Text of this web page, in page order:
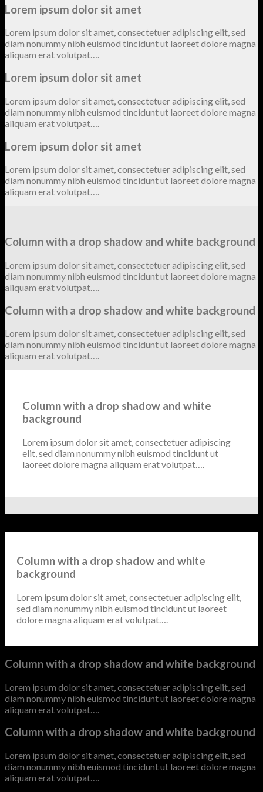
Lorem ipsum dolor sit amet
Lorem ipsum dolor sit amet, consectetuer adipiscing elit, sed
diam nonummy nibh euismod tincidunt ut laoreet dolore magna
aliquam erat volutpat….
Lorem ipsum dolor sit amet
Lorem ipsum dolor sit amet, consectetuer adipiscing elit, sed
diam nonummy nibh euismod tincidunt ut laoreet dolore magna
aliquam erat volutpat….
Lorem ipsum dolor sit amet
Lorem ipsum dolor sit amet, consectetuer adipiscing elit, sed
diam nonummy nibh euismod tincidunt ut laoreet dolore magna
aliquam erat volutpat….
Column with a drop shadow and white background
Lorem ipsum dolor sit amet, consectetuer adipiscing elit, sed
diam nonummy nibh euismod tincidunt ut laoreet dolore magna
aliquam erat volutpat….
Column with a drop shadow and white background
Lorem ipsum dolor sit amet, consectetuer adipiscing elit, sed
diam nonummy nibh euismod tincidunt ut laoreet dolore magna
aliquam erat volutpat….
Column with a drop shadow and white
background
Lorem ipsum dolor sit amet, consectetuer adipiscing
elit, sed diam nonummy nibh euismod tincidunt ut
laoreet dolore magna aliquam erat volutpat….
Column with a drop shadow and white
background
Lorem ipsum dolor sit amet, consectetuer adipiscing elit,
sed diam nonummy nibh euismod tincidunt ut laoreet
dolore magna aliquam erat volutpat….
Column with a drop shadow and white background
Lorem ipsum dolor sit amet, consectetuer adipiscing elit, sed
diam nonummy nibh euismod tincidunt ut laoreet dolore magna
aliquam erat volutpat….
Column with a drop shadow and white background
Lorem ipsum dolor sit amet, consectetuer adipiscing elit, sed
diam nonummy nibh euismod tincidunt ut laoreet dolore magna
aliquam erat volutpat….